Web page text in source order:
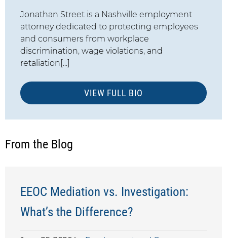
Jonathan Street is a Nashville employment
attorney dedicated to protecting employees
and consumers from workplace
discrimination, wage violations, and
retaliation[...]
VIEW FULL BIO
From the Blog
EEOC Mediation vs. Investigation:
What’s the Difference?